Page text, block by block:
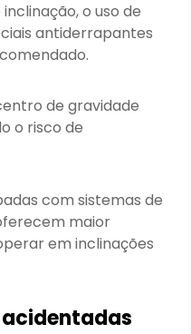
o uso de
antiderrapantes
de gravidade
o risco de
com sistemas de
maior
em inclinações